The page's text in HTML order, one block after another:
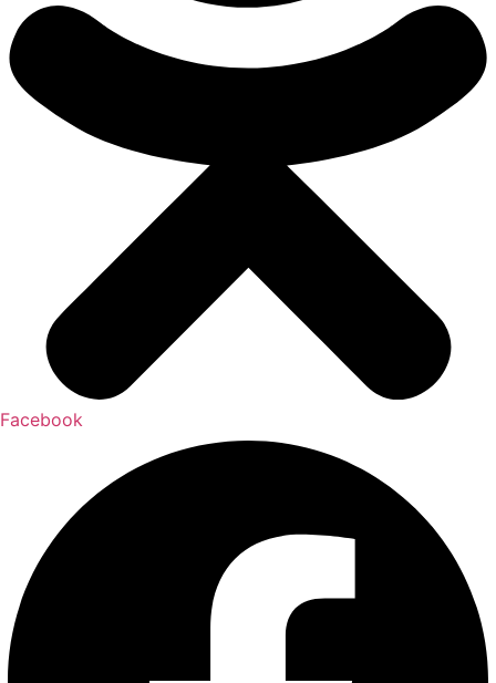
Facebook